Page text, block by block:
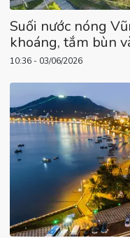
Suối nước nóng
khoáng, tắm bùn
10:36 - 03/06/2026